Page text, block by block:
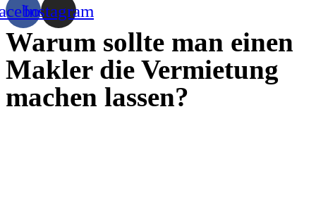
Instagram
Warum sollte man einen
Makler die Vermietung
machen lassen?